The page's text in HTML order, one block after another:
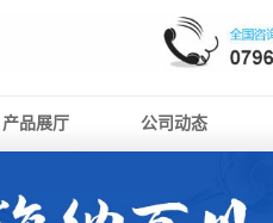
产品展厅 公司动态